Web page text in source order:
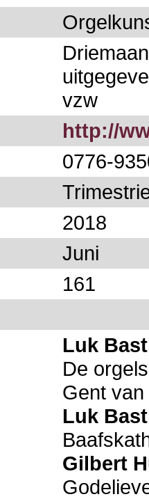
vzw
http://
0776-
2018
Juni
161
Luk
De
Gent
Luk
Gilbert